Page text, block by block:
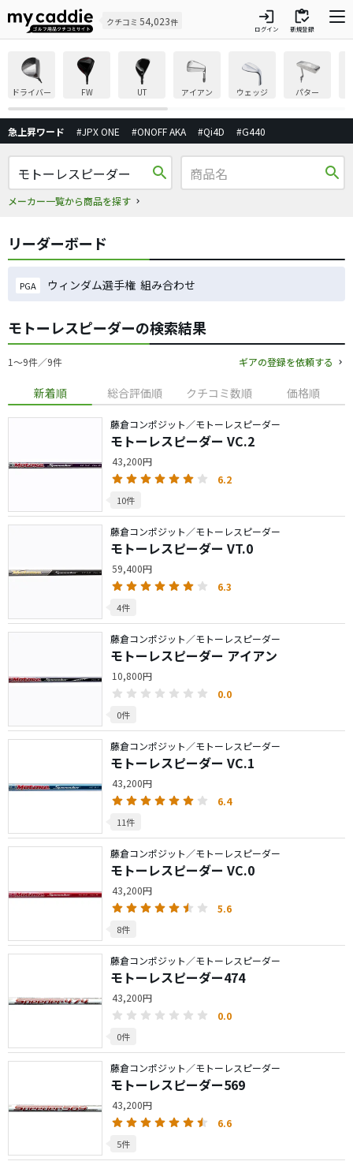
クチコミ 54,023件 login
ログイン
inventory
新規登録
ドライバー FW UT アイアン ウェッジ パター
急上昇ワード #JPX ONE #ONOFF AKA #Qi4D #G440
search
メーカー一覧から商品を探す
search
リーダーボード
PGA ウィンダム選手権 組み合わせ
モトーレスピーダーの検索結果
1〜9件／9件 ギアの登録を依頼する
新着順 総合評価順 クチコミ数順 価格順
藤倉コンポジット／モトーレスピーダー
モトーレスピーダー VC.2
43,200円
6.2
10件
藤倉コンポジット／モトーレスピーダー
モトーレスピーダー VT.0
59,400円
6.3
4件
藤倉コンポジット／モトーレスピーダー
モトーレスピーダー アイアン
10,800円
0.0
0件
藤倉コンポジット／モトーレスピーダー
モトーレスピーダー VC.1
43,200円
6.4
11件
藤倉コンポジット／モトーレスピーダー
モトーレスピーダー VC.0
43,200円
5.6
8件
藤倉コンポジット／モトーレスピーダー
モトーレスピーダー474
43,200円
0.0
0件
藤倉コンポジット／モトーレスピーダー
モトーレスピーダー569
43,200円
6.6
5件